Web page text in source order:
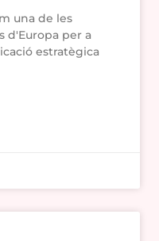
una de les
d'Europa per a
estratègica